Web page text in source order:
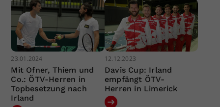
23.01.2024
Mit Ofner, Thiem und
Co.: ÖTV-Herren in
Topbesetzung nach
Irland
12.12.2023
Davis Cup: Irland
empfängt ÖTV-
Herren in Limerick